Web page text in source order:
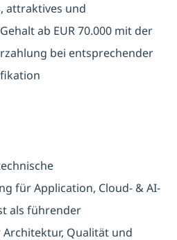
attraktives und
ab EUR 70.000 mit der
bei entsprechender
für Application, Cloud- & AI-
als führender
Qualität und